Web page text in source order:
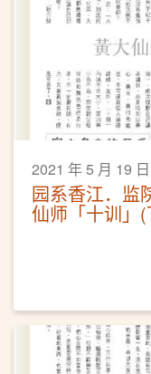
2021 年 5 月 19 日
园系香江．
仙师「十训」(